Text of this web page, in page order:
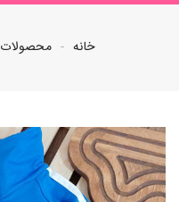
خانه محصولات